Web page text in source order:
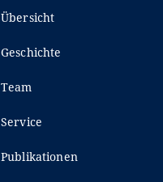
Übersicht
Geschichte
Team
Service
Publikationen